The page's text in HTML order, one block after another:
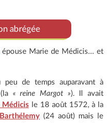
abrégée
Marie de Médicis... et
de temps auparavant à
« reine Margot »). Il avait
Médicis le 18 août 1572, à la
(24 août) mais le